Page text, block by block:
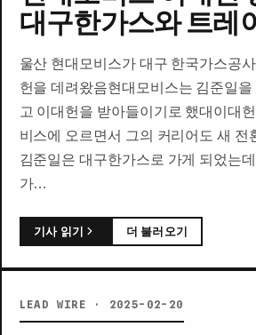
대구한가스와 트레
울산 현대모비스가 대구 한국가스공
헌을 데려왔음현대모비스는 김준일
고 이대헌을 받아들이기로 했대이대
비스에 오르면서 그의 커리어도 새 전
김준일은 대구한가스로 가게 되었는
가…
기사 읽기 더 불러오기
LEAD WIRE · 2025-02-20